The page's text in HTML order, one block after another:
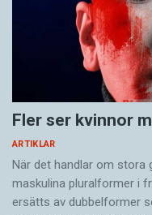
Fler ser kvinnor
ARTIKLAR
När det handlar om stora
maskulina pluralformer i
ersätts av dubbel­former